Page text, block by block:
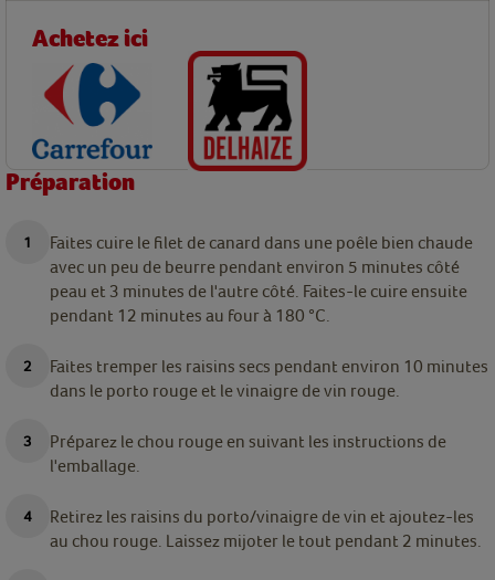
Achetez ici
Préparation
Faites cuire le filet de canard dans une poêle bien chaude
avec un peu de beurre pendant environ 5 minutes côté
peau et 3 minutes de l'autre côté. Faites-le cuire ensuite
pendant 12 minutes au four à 180 °C.
Faites tremper les raisins secs pendant environ 10 minutes
dans le porto rouge et le vinaigre de vin rouge.
Préparez le chou rouge en suivant les instructions de
l'emballage.
Retirez les raisins du porto/vinaigre de vin et ajoutez-les
au chou rouge. Laissez mijoter le tout pendant 2 minutes.